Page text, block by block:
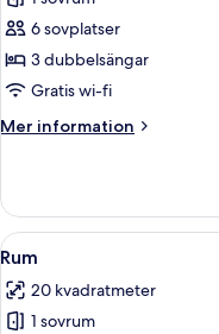
Cocoon
6
6 sovplatser
3 dubbelsängar
Gratis wi-fi
Mer information
Mer
6
Öppna
alla
foton
för
3
Rum
20 kvadratmeter
1 sovrum